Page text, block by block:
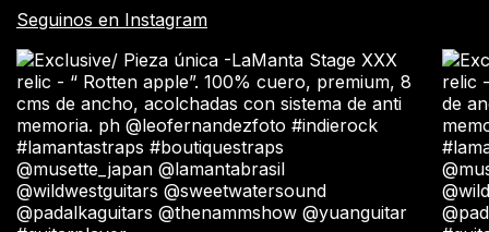
Seguinos en Instagram